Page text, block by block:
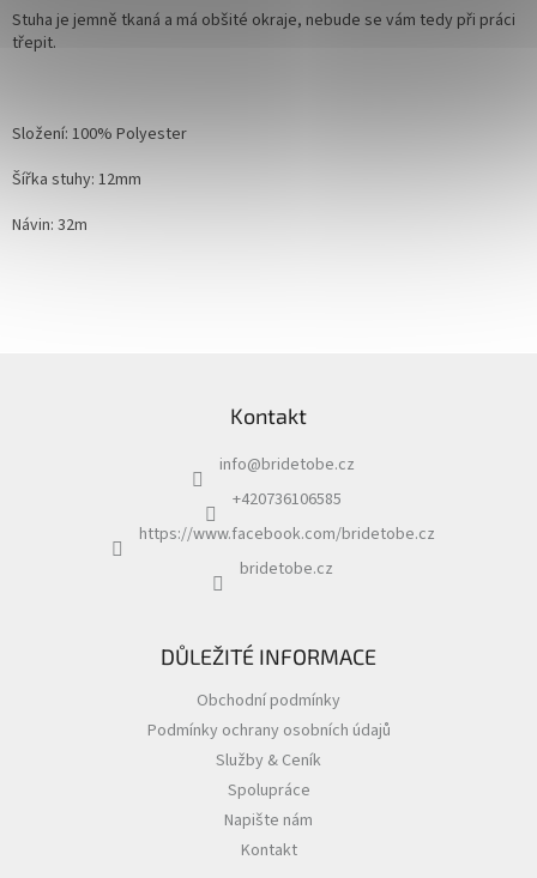
Stuha je jemně tkaná a má obšité okraje, nebude se vám tedy při práci
třepit.
Složení: 100% Polyester
Šířka stuhy: 12mm
Návin: 32m
Kontakt
info@bridetobe.cz
+420736106585
https://www.facebook.com/bridetobe.cz
bridetobe.cz
DŮLEŽITÉ INFORMACE
Obchodní podmínky
Podmínky ochrany osobních údajů
Služby & Ceník
Spolupráce
Napište nám
Kontakt